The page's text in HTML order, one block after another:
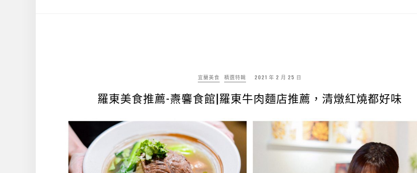
宜蘭美食 精選特輯 2021 年 2 月 25 日
羅東美食推薦-燾麘食館|羅東牛肉麵店推薦，清燉紅燒都好味